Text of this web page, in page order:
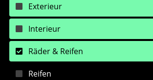
Exterieur
Interieur
Räder & Reifen
Reifen